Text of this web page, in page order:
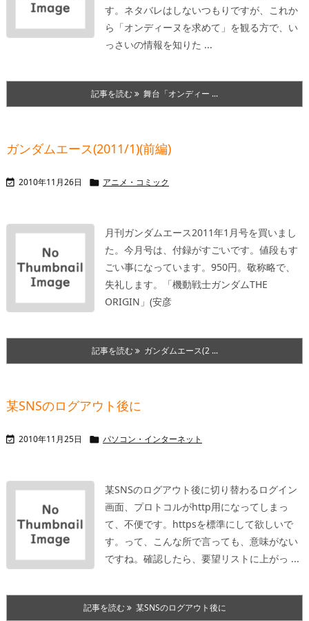
す。 ネタバレはしないつもりですが、これか
ら「オンディーヌを求めて」を観る方で、い
っさいの情報を知りた ...
記事を読む 舞台「オンディー ...
ガンダムエース(2011/1)(前編)
 2010年11月26日  アニメ・コミック
月刊ガンダムエース2011年1月号を買いまし
た。 今月号は、付録がすごいです。値段もす
ごい事になっています。950円。 敬称略で、
失礼します。
「機動戦士ガンダムTHE
ORIGIN」(安彦
記事を読む ガンダムエース(2 ...
某SNSのログアウト後に
 2010年11月25日  パソコン・インターネット
某SNSのログアウト後に切り替わるログイン
画面、プロトコルがhttp用になってしまっ
て、不便です。httpsを標準にして欲しいで
す。 って、こんな所で言っても、意味がない
ですね。 確認したら、要望リストに上がっ ...
記事を読む 某SNSのログアウト後に